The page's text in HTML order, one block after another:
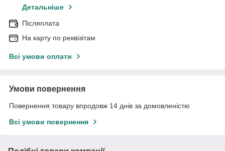
Детальніше
Післяплата
На карту по реквізітам
Всі умови оплати
Умови повернення
Повернення товару впродовж 14 днів за домовленістю
Всі умови повернення